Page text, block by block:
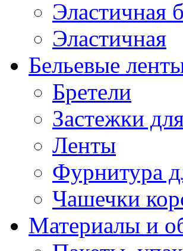
Эластичная
Эластичная
Бельевые
Бретели
Застежки
Ленты
Фурнитура
Чашечки
Материалы и